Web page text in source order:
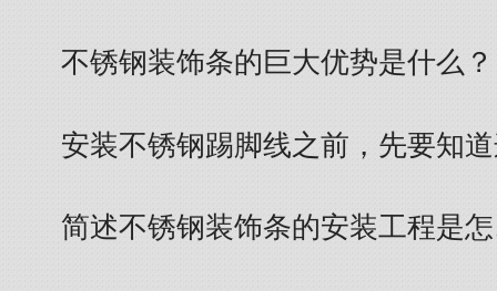
不锈钢装饰条的巨大优势是什么？
安装不锈钢踢脚线之前，先要知
简述不锈钢装饰条的安装工程是